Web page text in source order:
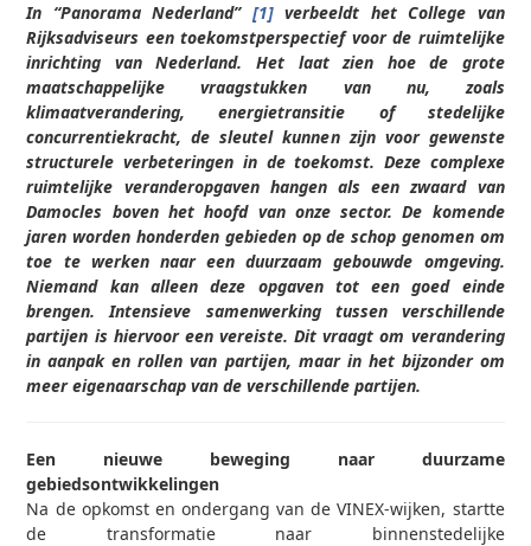
In “Panorama Nederland” [1]verbeeldt het College van
Rijksadviseurs een toekomstperspectief voor de ruimtelijke
inrichting van Nederland. Het laat zien hoe de grote
maatschappelijke vraagstukken van nu, zoals
klimaatverandering, energietransitie of stedelijke
concurrentiekracht, de sleutel kunnen zijn voor gewenste
structurele verbeteringen in de toekomst. Deze complexe
ruimtelijke veranderopgaven hangen als een zwaard van
Damocles boven het hoofd van onze sector. De komende
jaren worden honderden gebieden op de schop genomen om
toe te werken naar een duurzaam gebouwde omgeving.
Niemand kan alleen deze opgaven tot een goed einde
brengen. Intensieve samenwerking tussen verschillende
partijen is hiervoor een vereiste. Dit vraagt om verandering
in aanpak en rollen van partijen, maar in het bijzonder om
meer eigenaarschap van de verschillende partijen.
Een nieuwe beweging naar duurzame
gebiedsontwikkelingen
Na de opkomst en ondergang van de VINEX-wijken, startte
de transformatie naar binnenstedelijke